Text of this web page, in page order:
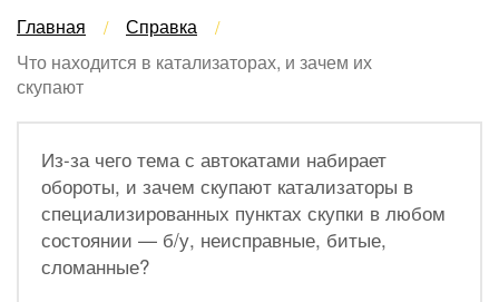
Главная
Справка
Что находится в катализаторах, и зачем их
скупают
Из-за чего тема с автокатами набирает
обороты, и зачем скупают катализаторы в
специализированных пунктах скупки в любом
состоянии — б/у, неисправные, битые,
сломанные?